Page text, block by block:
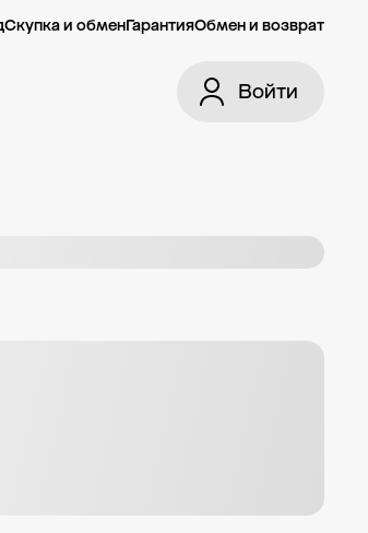
Скупка и обменГарантияОбмен и возврат
Войти